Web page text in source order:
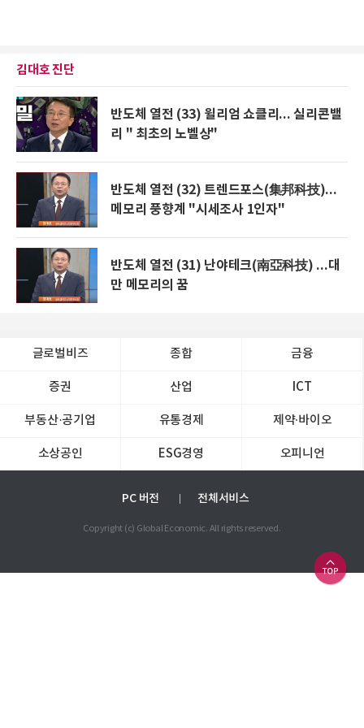
김대호 진단
반도체 열전 (33) 윌리엄 쇼클리... 실리콘밸
리 " 최초의 노벨상"
반도체 열전 (32) 트렌드포스(集邦科技)...
메모리 풍향계 "시세조사 1인자"
반도체 열전 (31) 난야테크(南亞科技) ...대
만 메모리의 꿈
글로벌비즈 종합 금융
증권 산업 ICT
부동산·공기업 유통경제 제약∙바이오
소상공인 ESG경영 오피니언
PC 버전 전체서비스
Copyright (c) Global Economic. All rights reserved.